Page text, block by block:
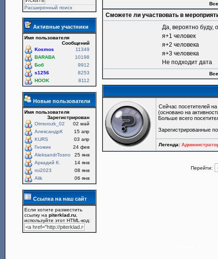
Расширенный поиск
Активные участники
Имя пользователя
Сообщений
Kosmos
11349
BARABA
10198
Боб
9912
s1256
8253
HOOK
8112
Новые пользователи
Имя пользователя
Зарегистрирован
Otmorozk_02
02 май
АлександрК
15 апр
KURS
03 апр
Гномик
24 фев
AleksandrTosno
25 янв
Аркадий К.
14 янв
roi2023
08 янв
Alik
06 янв
Ссылка на наш сайт
Если хотите разместить
ссылку наpiterklad.ru
используйте этот HTML-код:
Сможете ли участвовать в
Да, вероятно буду,
я+1 человек
я+2 человека
я+3 человека
Не подходит дата
Сейчас посетителей
(основано на
Больше всего
Зарегистрированные
Легенда:
Перейти: